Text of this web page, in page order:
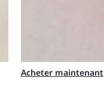
Acheter maintenant